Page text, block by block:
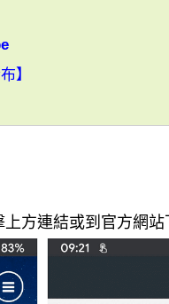
】
方連結或到官方網站